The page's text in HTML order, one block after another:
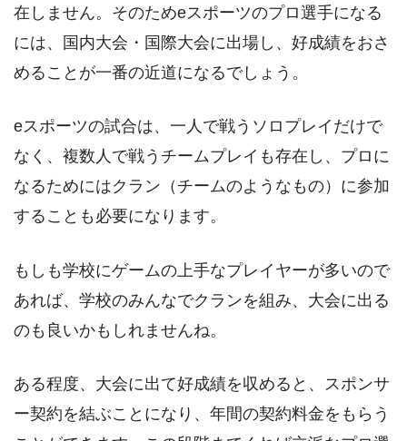
在しません。そのためeスポーツのプロ選手になる
には、国内大会・国際大会に出場し、好成績をおさ
めることが一番の近道になるでしょう。
eスポーツの試合は、一人で戦うソロプレイだけで
なく、複数人で戦うチームプレイも存在し、プロに
なるためにはクラン（チームのようなもの）に参加
することも必要になります。
もしも学校にゲームの上手なプレイヤーが多いので
あれば、学校のみんなでクランを組み、大会に出る
のも良いかもしれませんね。
ある程度、大会に出て好成績を収めると、スポンサ
ー契約を結ぶことになり、年間の契約料金をもらう